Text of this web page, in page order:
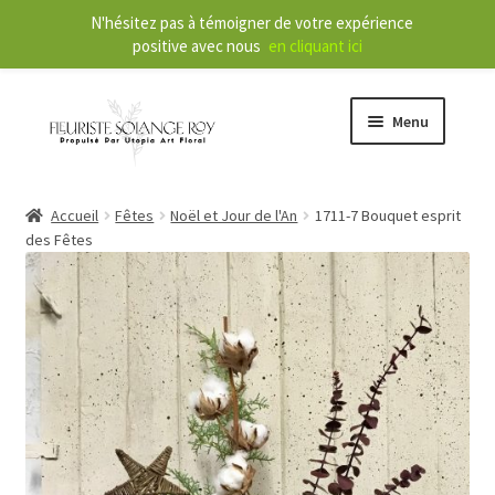
Menu
u
v
i
r
l
e
e
n
Services
O
u
v
r
i
l
e
À propos
Nouvelles
Accueil Fêtes Noël et Jour de l'An
1711-7 Bouquet esprit
des Fêtes
N'hésitez pas à témoigner de votre expérience
positive avec nous en cliquant ici